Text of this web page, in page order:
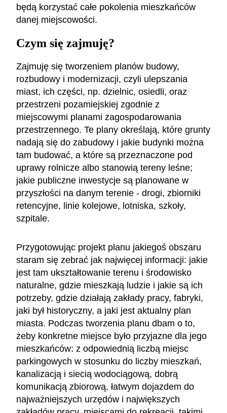
będą korzystać całe pokolenia mieszkańców
danej miejscowości.
Czym się zajmuję?
Zajmuję się tworzeniem planów budowy,
rozbudowy i modernizacji, czyli ulepszania
miast, ich części, np. dzielnic, osiedli, oraz
przestrzeni pozamiejskiej zgodnie z
miejscowymi planami zagospodarowania
przestrzennego. Te plany określają, które grunty
nadają się do zabudowy i jakie budynki można
tam budować, a które są przeznaczone pod
uprawy rolnicze albo stanowią tereny leśne;
jakie publiczne inwestycje są planowane w
przyszłości na danym terenie - drogi, zbiorniki
retencyjne, linie kolejowe, lotniska, szkoły,
szpitale.
Przygotowując projekt planu jakiegoś obszaru
staram się zebrać jak najwięcej informacji: jakie
jest tam ukształtowanie terenu i środowisko
naturalne, gdzie mieszkają ludzie i jakie są ich
potrzeby, gdzie działają zakłady pracy, fabryki,
jaki był historyczny, a jaki jest aktualny plan
miasta. Podczas tworzenia planu dbam o to,
żeby konkretne miejsce było przyjazne dla jego
mieszkańców: z odpowiednią liczbą miejsc
parkingowych w stosunku do liczby mieszkań,
kanalizacją i siecią wodociągową, dobrą
komunikacją zbiorową, łatwym dojazdem do
najważniejszych urzędów i największych